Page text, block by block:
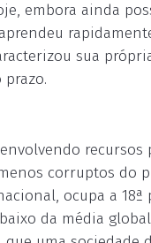
embora ainda
sua
recursos
corruptos do
ocupa a 18ª
da média